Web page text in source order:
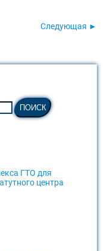
Следующая ►
ГТО для
центра